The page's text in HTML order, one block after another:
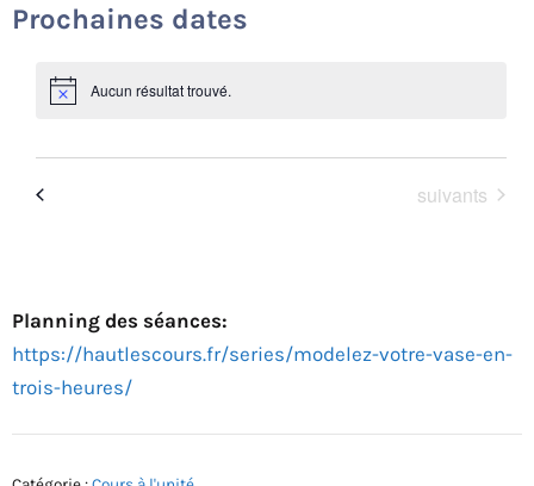
en
heures"
Prochaines dates
N
i
Aucun résultat trouvé.
Événements
suivants
Planning des séances:
https://hautlescours.fr/series/modelez-votre-vase-en-
trois-heures/